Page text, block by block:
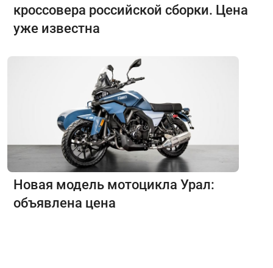
кроссовера российской сборки. Цена
уже известна
Новая модель мотоцикла Урал:
объявлена цена